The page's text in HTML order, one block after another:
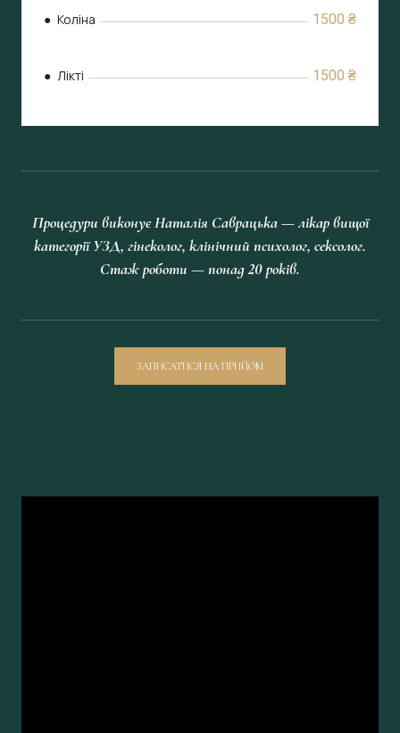
● Коліна 1500 ₴
● Лікті 1500 ₴
Процедури виконує Наталія Саврацька — лікар вищої
категорії УЗД, гінеколог, клінічний психолог, сексолог.
Стаж роботи — понад 20 років.
ЗАПИСАТИСЯ НА ПРИЙОМ